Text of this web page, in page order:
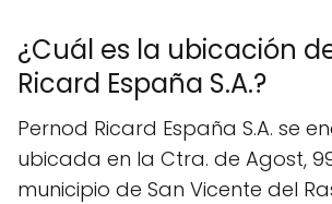
¿Cuál es la ubicación
Ricard España S.A.?
Pernod Ricard España S.A. se
ubicada en la Ctra. de Agost,
municipio de San Vicente del